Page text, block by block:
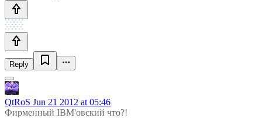
Reply
QtRoS Jun 21 2012 at 05:46
Фирменный IBM'овский что?!